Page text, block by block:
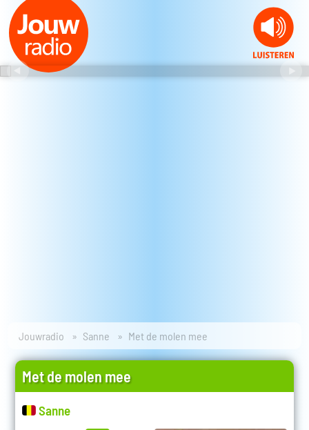
Jouwradio Sanne Met de molen mee
Met de molen mee
Sanne